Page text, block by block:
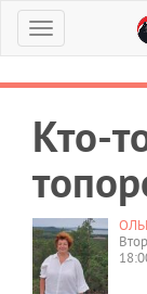
Меню
Кто-